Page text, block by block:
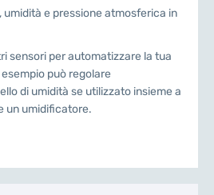
e pressione atmosferica in
sensori per automatizzare la tua
può regolare
di umidità se utilizzato insieme a
un umidificatore.